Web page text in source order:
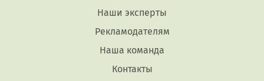
Наши эксперты
Рекламодателям
Наша команда
Контакты